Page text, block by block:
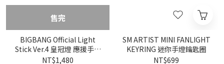
售完
BIGBANG Official Light
Stick Ver.4 皇冠燈 應援手燈
四代
NT$1,480
SM ARTIST MINI FANLIGHT
KEYRING 迷你手燈鑰匙圈
NT$699